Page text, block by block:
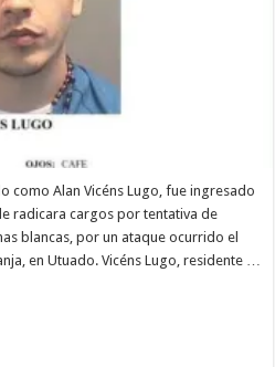
como Alan Vicéns Lugo, fue ingresado
radicara cargos por tentativa de
blancas, por un ataque ocurrido el
en Utuado. Vicéns Lugo, residente …